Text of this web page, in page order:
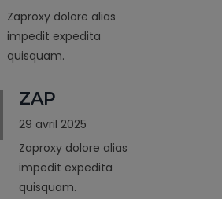
Zaproxy dolore alias
impedit expedita
quisquam.
ZAP
29 avril 2025
Zaproxy dolore alias
impedit expedita
quisquam.